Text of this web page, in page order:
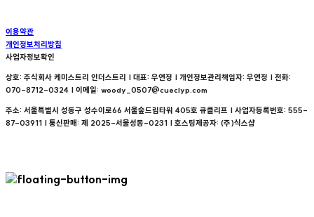
이용약관
개인정보처리방침
사업자정보확인
상호: 주식회사 케미스트리 인더스트리 | 대표: 우연정 | 개인정보관리책임자: 우연정 | 전화:
070-8712-0324 | 이메일: woody_0507@cueclyp.com
주소: 서울특별시 성동구 성수이로66 서울숲드림타워 405호 큐클리프 | 사업자등록번호: 555-
87-03911 | 통신판매: 제 2025-서울성동-0231 | 호스팅제공자: (주)식스샵